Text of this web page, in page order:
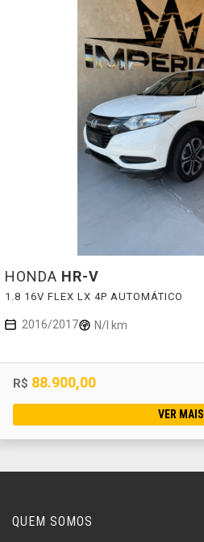
HONDA HR-V
1.8 16V FLEX LX 4P AUTOMÁTICO
2016/2017 N/I km
R$ 88.900,00
VER MAIS
QUEM SOMOS